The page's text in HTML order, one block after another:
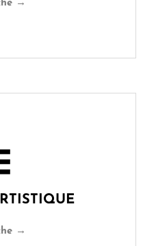
→
→